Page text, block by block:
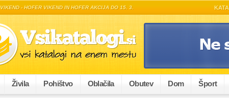
- HOFER VIKEND IN HOFER AKCIJA DO 15. 3.
Živila Pohištvo Oblačila Obutev Dom Šport